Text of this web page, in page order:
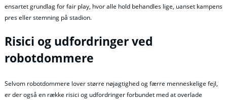
ensartet grundlag for fair play, hvor alle hold behandles lige, uanset kampens
pres eller stemning på stadion.
Risici og udfordringer ved
robotdommere
Selvom robotdommere lover større nøjagtighed og færre menneskelige fejl,
er der også en række risici og udfordringer forbundet med at overlade